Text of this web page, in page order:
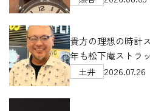
貴方の理想の時計
年も松下庵ストラ
土井 2026.07.26